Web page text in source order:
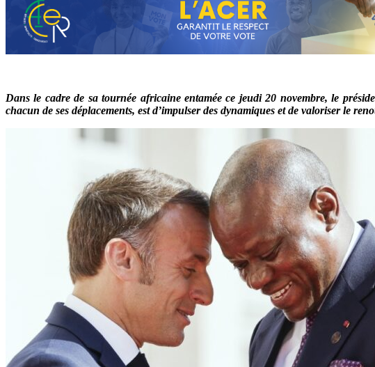
Dans le cadre de sa tournée africaine entamée ce jeudi 20 novembre, le
chacun de ses déplacements, est d’impulser des dynamiques et de valoriser le